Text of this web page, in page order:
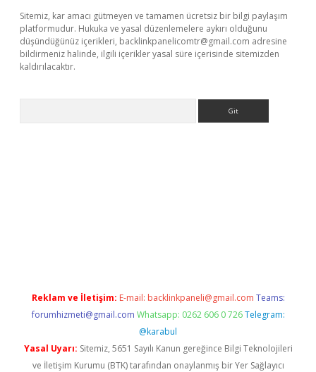
Sitemiz, kar amacı gütmeyen ve tamamen ücretsiz bir bilgi paylaşım
platformudur. Hukuka ve yasal düzenlemelere aykırı olduğunu
düşündüğünüz içerikleri, backlinkpanelicomtr@gmail.com adresine
bildirmeniz halinde, ilgili içerikler yasal süre içerisinde sitemizden
kaldırılacaktır.
Reklam ve İletişim: E-mail: backlinkpaneli@gmail.com Teams:
forumhizmeti@gmail.com Whatsapp: 0262 606 0 726 Telegram:
@karabul
Yasal Uyarı: Sitemiz, 5651 Sayılı Kanun gereğince Bilgi Teknolojileri
ve İletişim Kurumu (BTK) tarafından onaylanmış bir Yer Sağlayıcı